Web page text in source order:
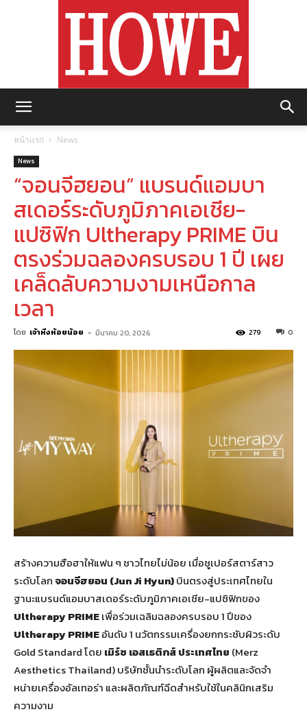
หน้าแรก News
News
“จอนจีฮยอน” แบรนด์แอมบา
สเดอร์ระดับภูมิภาคเอเชีย-
แปซิฟิก Ultherapy PRIME บิน
ตรงร่วมฉลองครบรอบ 1 ปี เผย
เคล็ดลับความงามเหนือกาล
เวลา
โดย เจ้าหิ่งห้อยน้อย - มีนาคม 20, 2026 0
279
สร้างความฮือฮาให้แฟน ๆ ชาวไทยไม่น้อย เมื่อซูเปอร์สตาร์สาว
ระดับโลก จอนจีฮยอน (Jun Ji Hyun)บินตรงสู่ประเทศไทยใน
ฐานะแบรนด์แอมบาสเดอร์ระดับภูมิภาคเอเชีย-แปซิฟิกของ
Ultherapy PRIMEเพื่อร่วมเฉลิมฉลองครบรอบ 1 ปีของ
Ultherapy PRIMEอันดับ 1 นวัตกรรมเครื่องยกกระชับผิวระดับ
Gold Standard โดย เมิร์ซ เอสเธติกส์ ประเทศไทย (Merz
Aesthetics Thailand) บริษัทชั้นนำระดับโลก ผู้ผลิตและจัดจำ
หน่ายเครื่องอัลเทอร่า และผลิตภัณฑ์ฉีดสำหรับใช้ในคลินิกเสริม
ความงาม